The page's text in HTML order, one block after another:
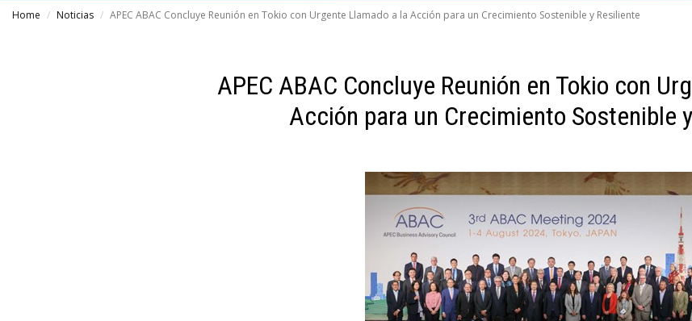
Home Noticias APEC ABAC Concluye Reunión en Tokio con Urgente Llamado a la Acción para un Crecimiento Sostenible y Resiliente
APEC ABAC Concluye Reunión en Tokio con
Acción para un Crecimiento Sostenible